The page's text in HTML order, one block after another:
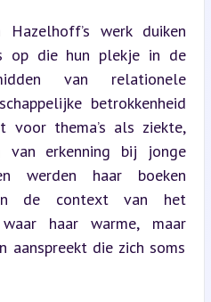
werk duiken
op die hun plekje in de
van relationele
betrokkenheid
voor thema’s als ziekte,
van erkenning bij jonge
werden haar boeken
in de context van het
haar warme, maar
aanspreekt die zich soms